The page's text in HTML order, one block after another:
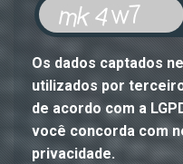
Os dados captados
utilizados por
de acordo com a
você concorda com
privacidade.